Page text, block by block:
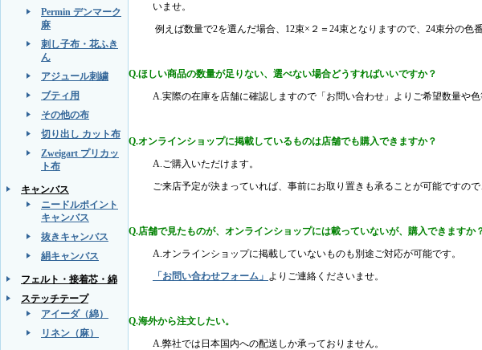
Permin デンマーク
麻
刺し子布・花ふき
ん
アジュール刺繍
ブティ用
その他の布
切り出し カット布
Zweigart プリカッ
ト布
キャンバス
ニードルポイント
キャンバス
抜きキャンバス
絹キャンバス
フェルト・接着芯・綿
ステッチテープ
アイーダ（綿）
リネン（麻）
いませ。
例えば数量で2を選んだ場合、12束×２＝24束となりますので、24束分の色
Q.ほしい商品の数量が足りない、選べない場合どうすればいいですか？
A.実際の在庫を店舗に確認しますので「お問い合わせ」よりご希望数量や色
Q.オンラインショップに掲載しているものは店舗でも購入できますか？
A.ご購入いただけます。
ご来店予定が決まっていれば、事前にお取り置きも承ることが可能ですので
Q.店舗で見たものが、オンラインショップには載っていないが、購入できますか
A.オンラインショップに掲載していないものも別途ご対応が可能です。
「お問い合わせフォーム」 よりご連絡くださいませ。
Q.海外から注文したい。
A.弊社では日本国内への配送しか承っておりません。